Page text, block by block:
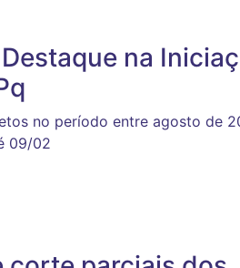
na
no período entre agosto de
09/02